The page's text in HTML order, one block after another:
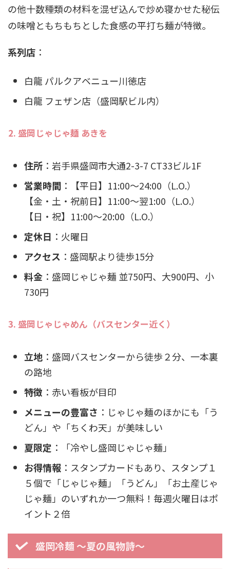
の他十数種類の材料を混ぜ込んで炒め寝かせた秘伝
の味噌ともちもちとした食感の平打ち麺が特徴。
系列店 ：
白龍 パルクアベニュー川徳店
白龍 フェザン店（盛岡駅ビル内）
2. 盛岡じゃじゃ麺 あきを
住所 ：岩手県盛岡市大通2-3-7 CT33ビル1F
営業時間 ：【平日】11:00～24:00（L.O.）
【金・土・祝前日】11:00～翌1:00（L.O.）
【日・祝】11:00～20:00（L.O.）
定休日 ：火曜日
アクセス ：盛岡駅より徒歩15分
料金 ：盛岡じゃじゃ麺 並750円、大900円、小
730円
3. 盛岡じゃじゃめん（バスセンター近く）
立地 ：盛岡バスセンターから徒歩２分、一本裏
の路地
特徴 ：赤い看板が目印
メニューの豊富さ ：じゃじゃ麺のほかにも「う
どん」や「ちくわ天」が美味しい
夏限定 ：「冷やし盛岡じゃじゃ麺」
お得情報 ：スタンプカードもあり、スタンプ１
５個で「じゃじゃ麺」「うどん」「お土産じゃ
じゃ麺」のいずれか一つ無料！毎週火曜日はポ
イント２倍
盛岡冷麺 ～夏の風物詩～